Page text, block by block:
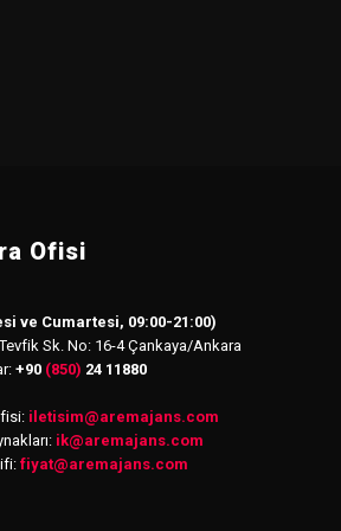
Ofisi
ve Cumartesi, 09:00-21:00)
Sk. No: 16-4 Çankaya/Ankara
+90 (850) 24 11880
iletisim@aremajans.com
ik@aremajans.com
fiyat@aremajans.com